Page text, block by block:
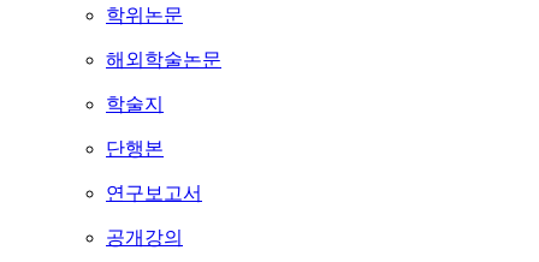
학위논문
해외학술논문
학술지
단행본
연구보고서
공개강의